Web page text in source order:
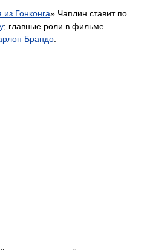
Гонконга» Чаплин ставит по
; главные роли в фильме
Брандо